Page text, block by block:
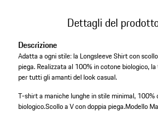
Dettagli del
Descrizione
Adatta a ogni stile: la Longsleeve Shirt con
piega. Realizzata al 100% in cotone biologico,
per tutti gli amanti del look casual.
T-shirt a maniche lunghe in stile minimal, 100%
biologico.Scollo a V con doppia piega.Modello